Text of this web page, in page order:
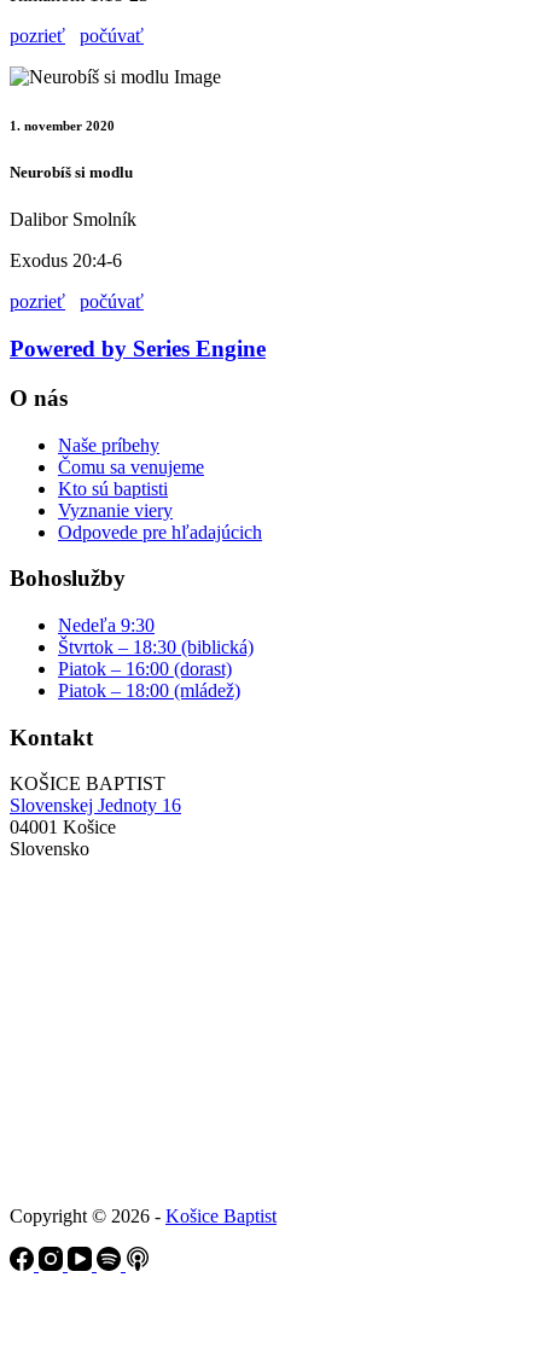
pozrieť
počúvať
1. november 2020
Neurobíš si modlu
Dalibor Smolník
Exodus 20:4-6
pozrieť
počúvať
Powered by Series Engine
O nás
Naše príbehy
Čomu sa venujeme
Kto sú baptisti
Vyznanie viery
Odpovede pre hľadajúcich
Bohoslužby
Nedeľa 9:30
Štvrtok – 18:30 (biblická)
Piatok – 16:00 (dorast)
Piatok – 18:00 (mládež)
Kontakt
KOŠICE BAPTIST
Slovenskej Jednoty 16
04001 Košice
Slovensko
Copyright © 2026 - Košice Baptist